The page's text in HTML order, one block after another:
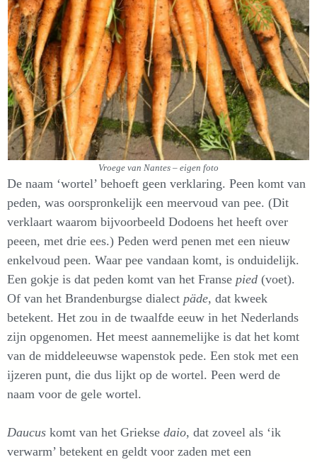
Vroege van Nantes – eigen foto
De naam ‘wortel’ behoeft geen verklaring. Peen komt van
peden, was oorspronkelijk een meervoud van pee. (Dit
verklaart waarom bijvoorbeeld Dodoens het heeft over
peeen, met drie ees.) Peden werd penen met een nieuw
enkelvoud peen. Waar pee vandaan komt, is onduidelijk.
Een gokje is dat peden komt van het Franse pied (voet).
Of van het Brandenburgse dialect päde, dat kweek
betekent. Het zou in de twaalfde eeuw in het Nederlands
zijn opgenomen. Het meest aannemelijke is dat het komt
van de middeleeuwse wapenstok pede. Een stok met een
ijzeren punt, die dus lijkt op de wortel. Peen werd de
naam voor de gele wortel.
Daucus komt van het Griekse daio, dat zoveel als ‘ik
verwarm’ betekent en geldt voor zaden met een